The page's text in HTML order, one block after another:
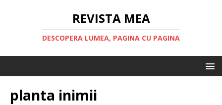
REVISTA MEA
DESCOPERA LUMEA, PAGINA CU PAGINA
planta inimii